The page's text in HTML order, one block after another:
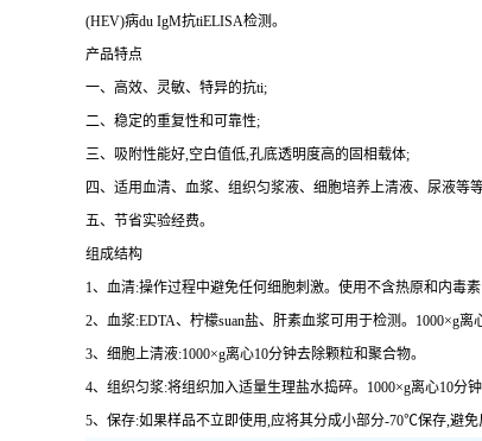
(HEV)病du IgM抗tiELISA检测。
产品特点
一、高效、灵敏、特异的抗ti;
二、稳定的重复性和可靠性;
三、吸附性能好,空白值低,孔底透明度高的固相载体;
四、适用血清、血浆、组织匀浆液、细胞培养上清液、尿液等
五、节省实验经费。
组成结构
1、血清:操作过程中避免任何细胞刺激。使用不含热原和内毒
2、血浆:EDTA、柠檬suan盐、肝素血浆可用于检测。1000×g离
3、细胞上清液:1000×g离心10分钟去除颗粒和聚合物。
4、组织匀浆:将组织加入适量生理盐水捣碎。1000×g离心10分钟
5、保存:如果样品不立即使用,应将其分成小部分-70℃保存,避